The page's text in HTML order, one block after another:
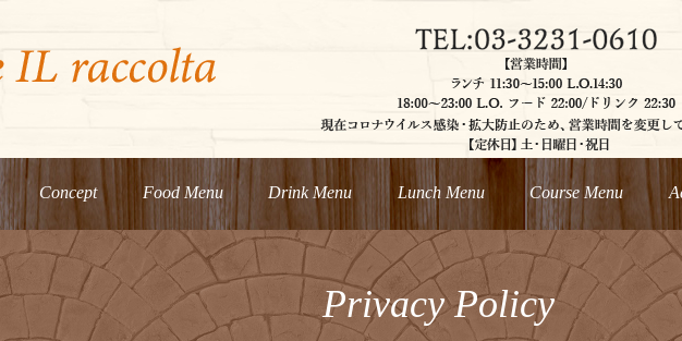
Concept Food Menu Drink Menu Lunch Menu Course Menu
Privacy Policy